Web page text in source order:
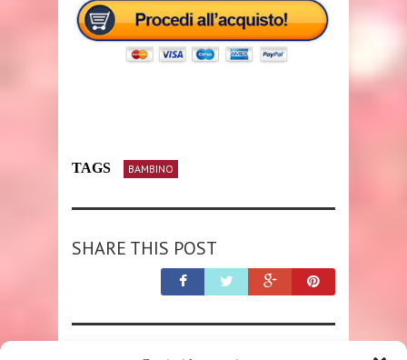
TAGS BAMBINO
SHARE THIS POST